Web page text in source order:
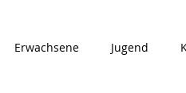
Erwachsene Jugend